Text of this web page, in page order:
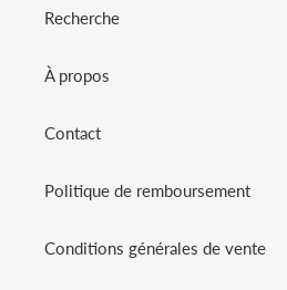
Recherche
À propos
Contact
Politique de remboursement
Conditions générales de vente